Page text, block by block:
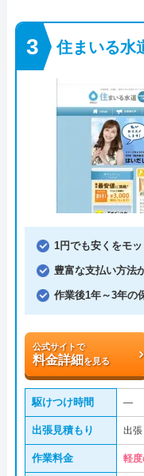
住まいる水
1円でも安くをモッ
豊富な支払い方法
作業後1年～3年の
公式サイトで
料金詳細を見る
駆けつけ時間 ―
出張見積もり 出
作業料金 軽